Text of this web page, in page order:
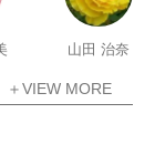
山田 治奈
＋VIEW MORE